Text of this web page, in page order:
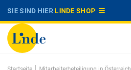
SIE SIND HIERLINDE SHOP